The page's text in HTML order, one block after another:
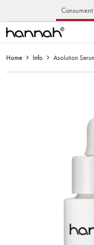
Consument
Home Info Asolution